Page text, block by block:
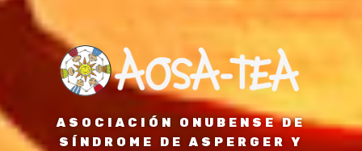
ASOCIACIÓN ONUBENSE DE
SÍNDROME DE ASPERGER Y